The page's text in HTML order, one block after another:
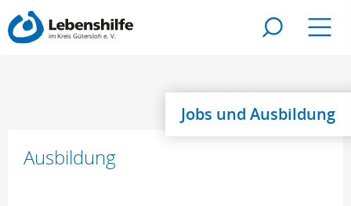
Zur Suche
Jobs und Ausbildung
Ausbildung